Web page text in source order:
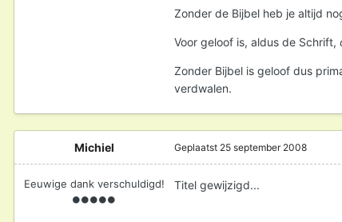
Zonder de Bijbel heb je altijd
Voor geloof is, aldus de Schrift,
Zonder Bijbel is geloof dus
verdwalen.
Michiel
Eeuwige dank verschuldigd!
Geplaatst 25 september 2008
Titel gewijzigd...